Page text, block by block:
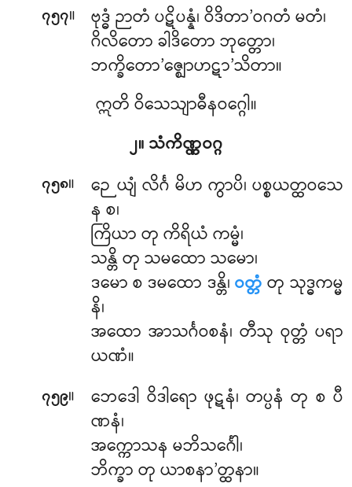
၇၅၇။ ဗုဒ္ဓံ ဉာတံ ပဋိပန္နံ၊ ဝိဒိတာ’ဝဂတံ မတံ၊
ဂိလိတော ခါဒိတော ဘုတ္တော၊
ဘက္ခိတော’ဇ္ဈောဟဋာ’သိတာ။
ဣတိ ဝိသေသျာဓီနဝဂ္ဂေါ။
၂။ သံကိဏ္ဏဝဂ္ဂ
၇၅၈။
ဉေယျံ လိင်္ဂ မိဟ ကွာပိ၊ ပစ္စယတ္ထဝသေ
န စ၊
ကြိယာ တု ကိရိယံ ကမ္မံ၊
သန္တိ တု သမထော သမော၊
ဒမော စ ဒမထော ဒန္တိ၊ဝတ္တံတု သုဒ္ဓကမ္မ
နိ၊
အထော အာသင်္ဂဝစနံ၊ တီသု ဝုတ္တံ ပရာ
ယဏံ။
၇၅၉။
ဘေဒေါ ဝိဒါရော ဖုဋနံ၊ တပ္ပနံ တု စ ပီ
ဏနံ၊
အက္ကောသန မဘိသင်္ဂေါ၊
ဘိက္ခာ တု ယာစနာ’တ္ထနာ။